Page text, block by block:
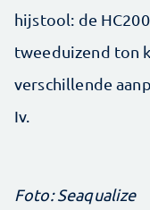
hijstool: de
tweeduizend ton
verschillende
Iv.
Foto: Seaqualize